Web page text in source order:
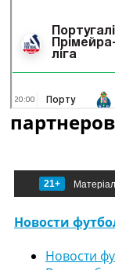
партнеров
21+
Новости
Новости